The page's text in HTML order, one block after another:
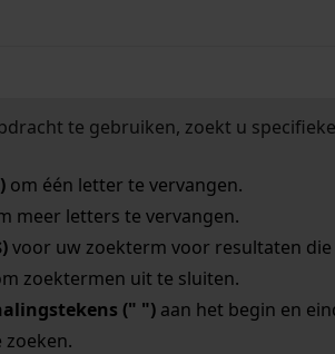
te gebruiken, zoekt u
om één letter te vervangen.
meer letters te vervangen.
voor uw zoekterm voor resultaten die
zoektermen uit te sluiten.
(" ")aan het begin en